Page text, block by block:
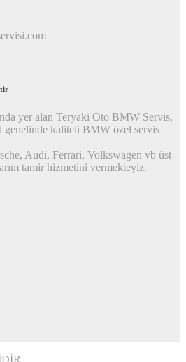
yer alan Teryaki Oto BMW Servis,
genelinde kaliteli BMW özel servis
Audi, Ferrari, Volkswagen vb üst
tamir hizmetini vermekteyiz.